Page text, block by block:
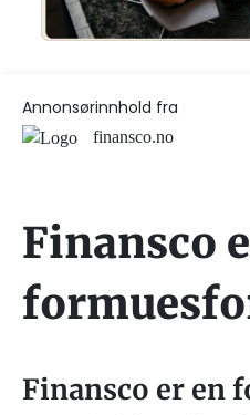
Annonsørinnhold fra
finansco.no
Finansco
Finansco er en